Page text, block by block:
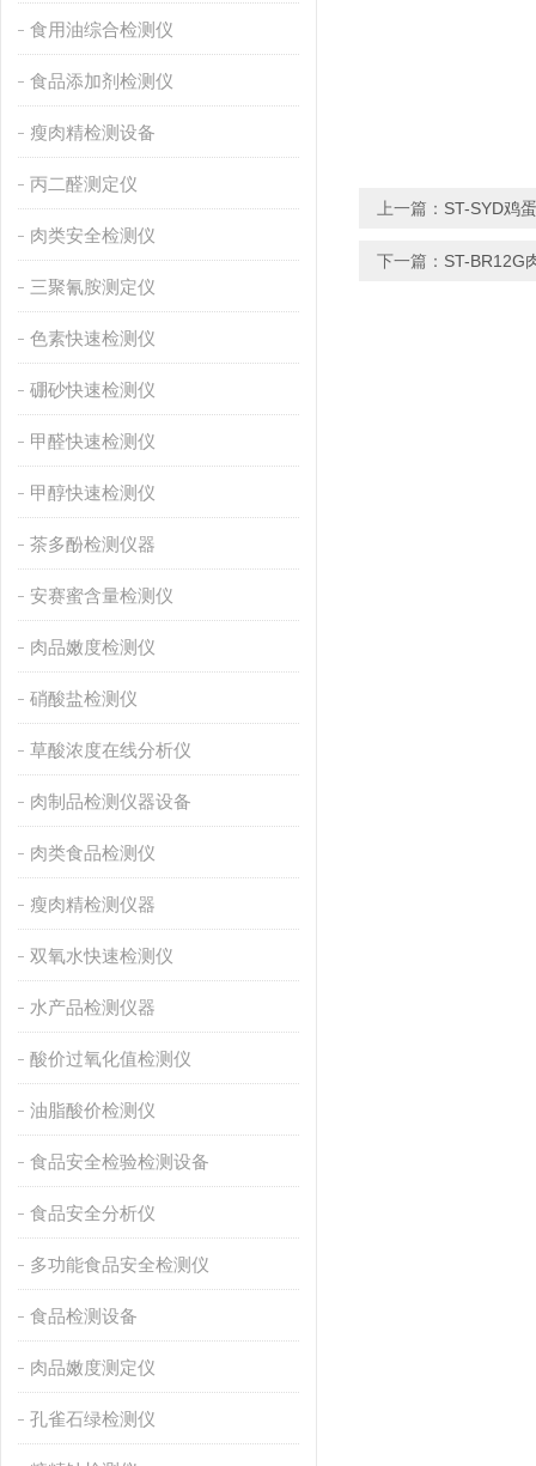
食用油综合检测仪
食品添加剂检测仪
瘦肉精检测设备
丙二醛测定仪
肉类安全检测仪
三聚氰胺测定仪
色素快速检测仪
硼砂快速检测仪
甲醛快速检测仪
甲醇快速检测仪
茶多酚检测仪器
安赛蜜含量检测仪
肉品嫩度检测仪
硝酸盐检测仪
草酸浓度在线分析仪
肉制品检测仪器设备
肉类食品检测仪
瘦肉精检测仪器
双氧水快速检测仪
水产品检测仪器
酸价过氧化值检测仪
油脂酸价检测仪
食品安全检验检测设备
食品安全分析仪
多功能食品安全检测仪
食品检测设备
肉品嫩度测定仪
孔雀石绿检测仪
上一篇： ST-SYD鸡
下一篇： ST-BR12G